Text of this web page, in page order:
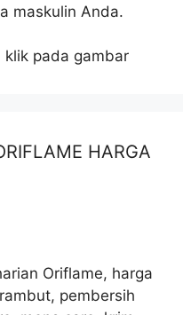
maskulin Anda.
klik pada gambar
HARGA
Oriflame, harga
pembersih